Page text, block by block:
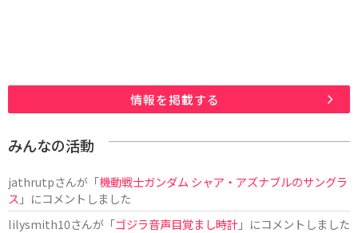
情報を掲載する
みんなの活動
jathrutpさんが「機動戦士ガンダム シャア・アズナブルのサングラ
ス 」にコメントしました
lilysmith10さんが「ゴジラ音声目覚まし時計」にコメントしました